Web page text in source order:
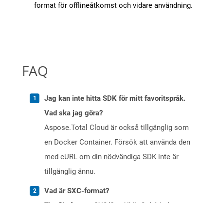
format för offlineåtkomst och vidare användning.
FAQ
Jag kan inte hitta SDK för mitt favoritspråk.
Vad ska jag göra?
Aspose.Total Cloud är också tillgänglig som
en Docker Container. Försök att använda den
med cURL om din nödvändiga SDK inte är
tillgänglig ännu.
Vad är SXC-format?